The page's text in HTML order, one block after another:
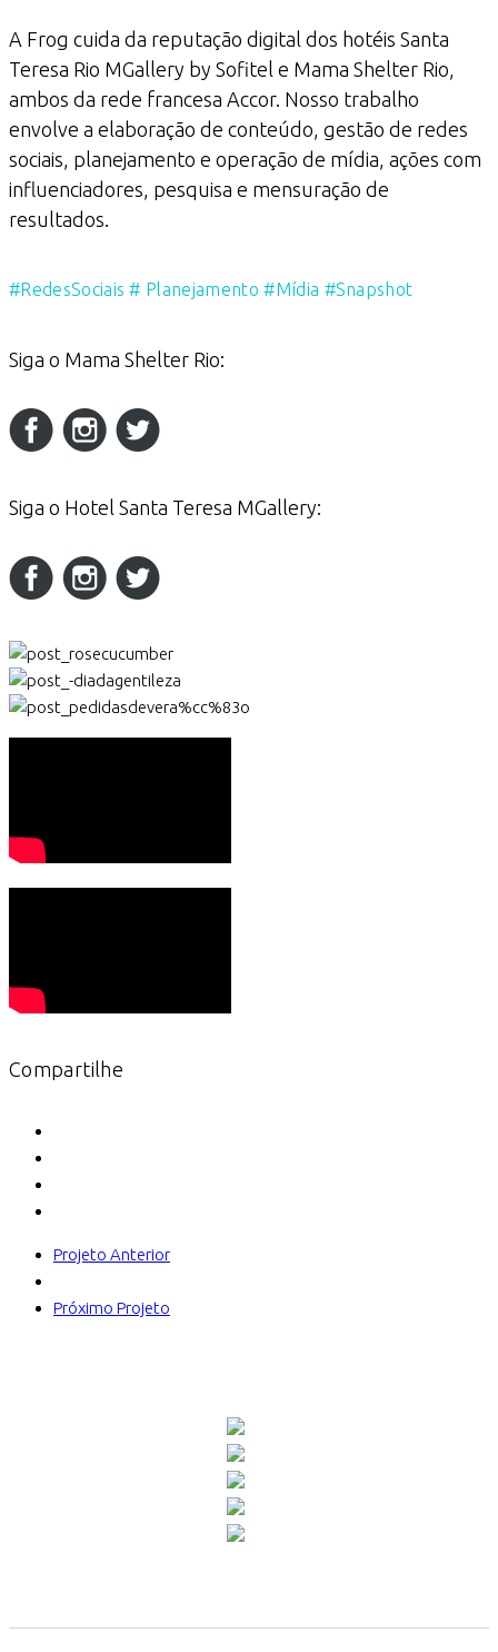
A Frog cuida da reputação digital dos hotéis Santa
Teresa Rio MGallery by Sofitel e Mama Shelter Rio,
ambos da rede francesa Accor. Nosso trabalho
envolve a elaboração de conteúdo, gestão de redes
sociais, planejamento e operação de mídia, ações com
influenciadores, pesquisa e mensuração de
resultados.
#RedesSociais # Planejamento #Mídia #Snapshot
Siga o Mama Shelter Rio:
Siga o Hotel Santa Teresa MGallery:
Compartilhe
Projeto Anterior
Próximo Projeto